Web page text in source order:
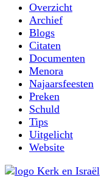
Overzicht
Archief
Blogs
Citaten
Documenten
Menora
Najaarsfeesten
Preken
Schuld
Tips
Uitgelicht
Website